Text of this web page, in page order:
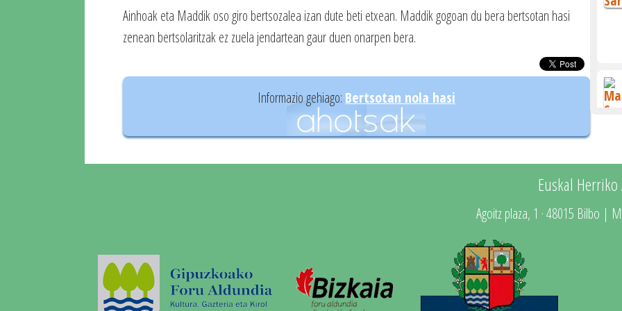
Ainhoak eta Maddik oso giro bertsozalea izan dute beti etxean. Maddik gogoan du bera bertsotan hasi
zenean bertsolaritzak ez zuela jendartean gaur duen onarpen bera.
Informazio gehiago: Bertsotan nola hasi
Euskal Herriko
Agoitz plaza, 1 · 48015 Bilbo |